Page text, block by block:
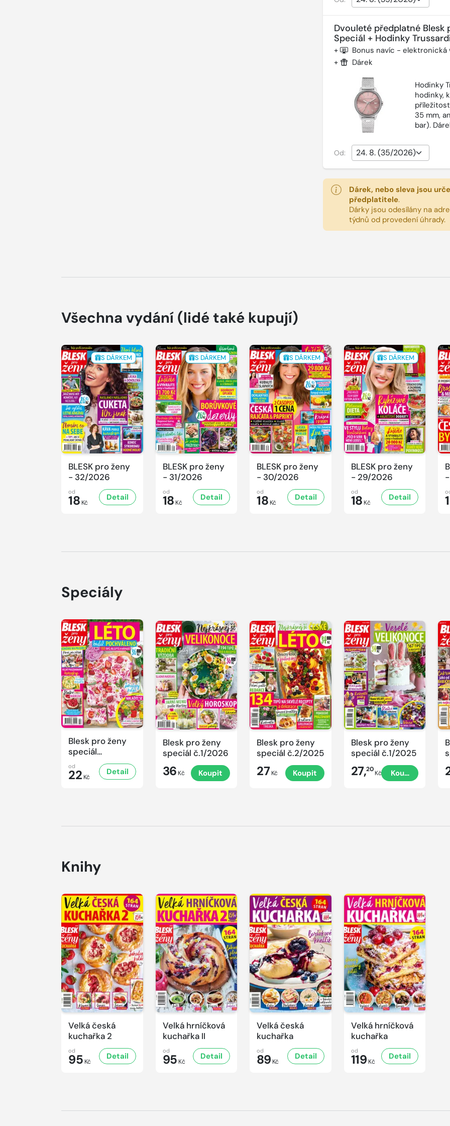
Dvouleté předplatné Blesk
Speciál + Hodinky
+ Bonus navíc - elektronická
+ Dárek
Hodinky
hodinky,
35 mm,
bar).
Od:
Dárek, nebo sleva jsou
předplatitele.
Dárky jsou odesílány na
týdnů od provedení úhrady.
Všechna vydání (lidé také kupují)
S DÁRKEM
BLESK pro ženy
- 32/2026
od
18 Kč
Detail
S DÁRKEM
BLESK pro ženy
- 31/2026
od
18 Kč
Detail
S DÁRKEM
BLESK pro ženy
- 30/2026
od
18 Kč
Detail
S DÁRKEM
BLESK pro ženy
- 29/2026
od
18 Kč
Detail
Speciály
Blesk pro ženy
speciál
č.2/2026
od
22 Kč
Detail
Blesk pro ženy
speciál č.1/2026
36 Kč Koupit
Blesk pro ženy
speciál č.2/2025
27 Kč Koupit
Blesk pro ženy
speciál č.1/2025
27,20Kč Koupit
Knihy
Velká česká
kuchařka 2
od
95 Kč
Detail
Velká hrníčková
kuchařka II
od
95 Kč
Detail
Velká česká
kuchařka
od
89 Kč
Detail
Velká hrníčková
kuchařka
od
119 Kč
Detail